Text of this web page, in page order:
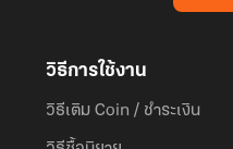
วิธีการใช้งาน
วิธีเติม Coin / ชำระเงิน